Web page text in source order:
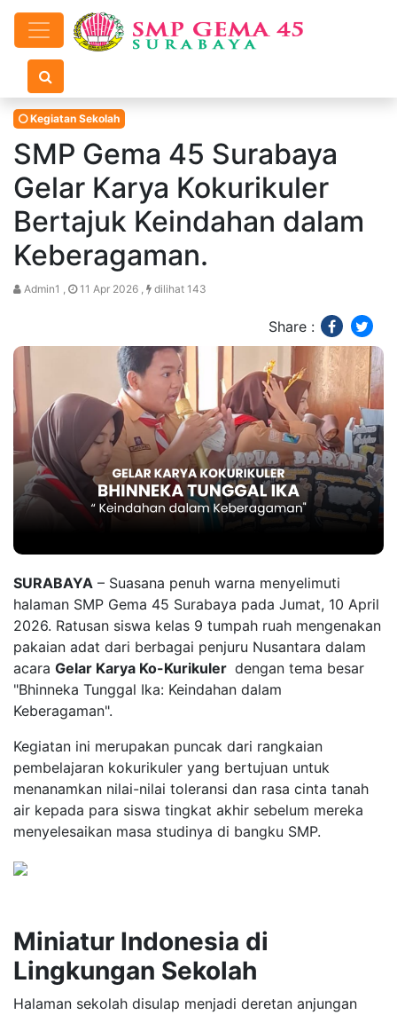
Kegiatan Sekolah
SMP Gema 45 Surabaya
Gelar Karya Kokurikuler
Bertajuk Keindahan dalam
Keberagaman.
Admin1 , 11 Apr 2026 , dilihat 143
Share :
SURABAYA – Suasana penuh warna menyelimuti
halaman SMP Gema 45 Surabaya pada Jumat, 10 April
2026. Ratusan siswa kelas 9 tumpah ruah mengenakan
pakaian adat dari berbagai penjuru Nusantara dalam
acara Gelar Karya Ko-Kurikuler dengan tema besar
"Bhinneka Tunggal Ika: Keindahan dalam
Keberagaman".
Kegiatan ini merupakan puncak dari rangkaian
pembelajaran kokurikuler yang bertujuan untuk
menanamkan nilai-nilai toleransi dan rasa cinta tanah
air kepada para siswa tingkat akhir sebelum mereka
menyelesaikan masa studinya di bangku SMP.
Miniatur Indonesia di
Lingkungan Sekolah
Halaman sekolah disulap menjadi deretan anjungan